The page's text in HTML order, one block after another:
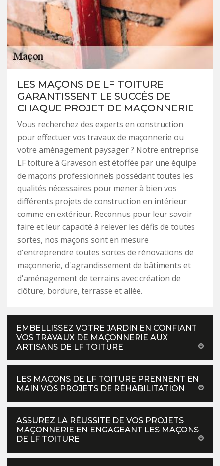
LES MAÇONS DE LF TOITURE
GARANTISSENT LE SUCCÈS DE
CHAQUE PROJET DE MAÇONNERIE
Vous recherchez des experts en construction
pour effectuer vos travaux de maçonnerie ou
votre aménagement paysager ? Notre entreprise
LF toiture à Graveson est étoffée par une équipe
de maçons professionnels possédant toutes les
qualités nécessaires pour mener à bien vos
différents projets de construction en intérieur
comme en extérieur. Reconnus pour leur savoir-
faire et leur capacité à relever les défis de toutes
sortes, nos maçons sont en mesure
d'entreprendre toutes sortes de rénovations de
maçonnerie, d'agrandissement de bâtiments et
d'aménagement de terrains avec création de
clôture, bordure, terrasse et allée.
EMBELLISSEZ VOTRE JARDIN EN CONFIANT
VOS TRAVAUX DE MAÇONNERIE AUX
ARTISANS DE LF TOITURE
LES MAÇONS DE LF TOITURE PRENNENT EN
MAIN VOS PROJETS DE RÉHABILITATION
ASSUREZ LA RÉUSSITE DE VOS PROJETS
MAÇONNERIE EN ENGAGEANT LES MAÇONS
DE LF TOITURE